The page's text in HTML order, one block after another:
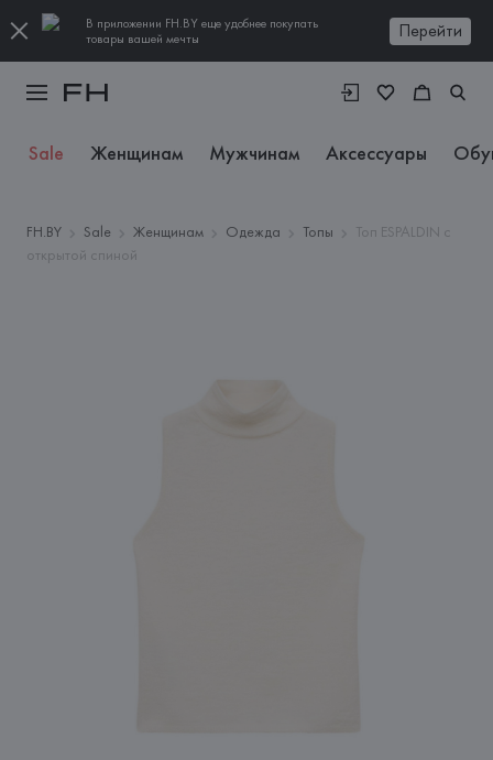
В приложении FH.BY еще удобнее покупать
товары вашей мечты
Перейти
Sale Женщинам Мужчинам Аксессуары
FH.BY Sale Женщинам Одежда Топы
Топ ESPALDIN с
открытой спиной